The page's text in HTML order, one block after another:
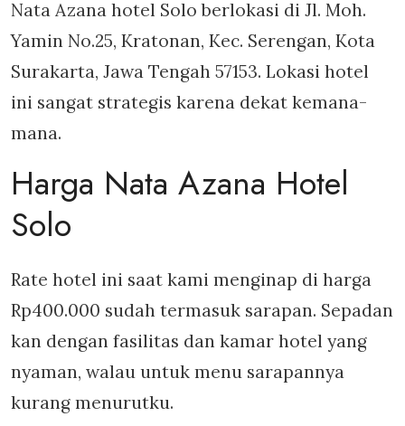
Nata Azana hotel Solo berlokasi di Jl. Moh.
Yamin No.25, Kratonan, Kec. Serengan, Kota
Surakarta, Jawa Tengah 57153. Lokasi hotel
ini sangat strategis karena dekat kemana-
mana.
Harga Nata Azana Hotel
Solo
Rate hotel ini saat kami menginap di harga
Rp400.000 sudah termasuk sarapan. Sepadan
kan dengan fasilitas dan kamar hotel yang
nyaman, walau untuk menu sarapannya
kurang menurutku.